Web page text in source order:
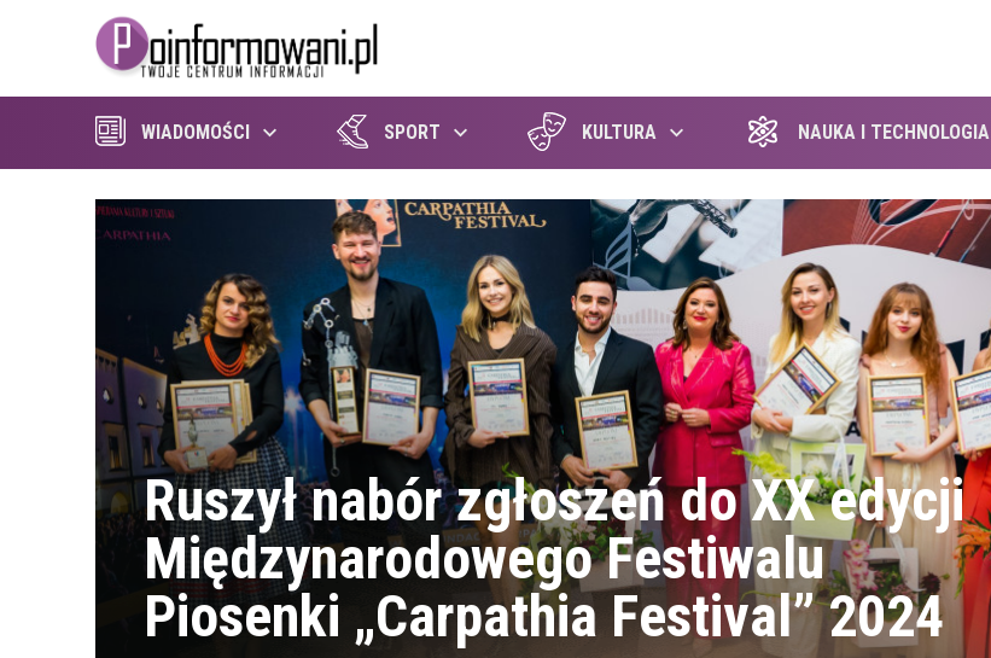
WIADOMOŚCI SPORT KULTURA NAUKA I TECHNOLOGIA
Ruszył nabór zgłoszeń do XX edycji
Międzynarodowego Festiwalu
Piosenki „Carpathia Festival” 2024